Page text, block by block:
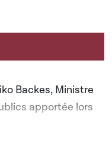
Backes, Ministre
apportée lors
ou cacher tous les